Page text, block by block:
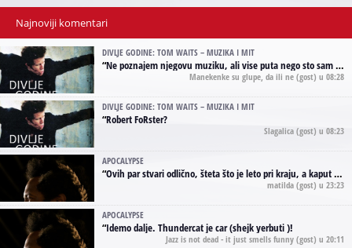
Najnoviji komentari
DIVLJE GODINE: TOM WAITS – MUZIKA I MIT
“Ne poznajem njegovu muziku, ali vise puta nego sto sam to zazeleo gledao sam njegove umjetnicke slike na raznim stranama interneta. Te stoga zakljucujem da je Tom Waits Lady Gaga muzike namrstenih, ma
Manekenke su glupe, da ili ne (gost) u 08:28
DIVLJE GODINE: TOM WAITS – MUZIKA I MIT
“Robert FoRster?
Slagalica (gost) u 08:23
APOCALYPSE
“Ovih par stvari odlično, šteta što je leto pri kraju, a kaput koji te vervoatno podseća na pirotski ćilim je iz tradicije Navaho indijanaca ;)
matilda (gost) u 23:23
APOCALYPSE
“Idemo dalje. Thundercat je car (shejk yerbuti )!
Jazz is not dead - it just smells funny (gost) u 20:11